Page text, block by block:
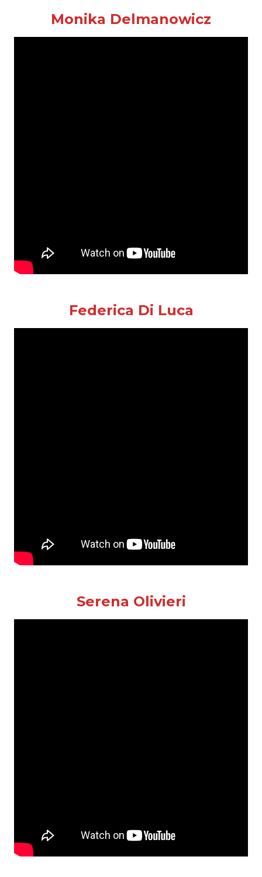
Monika Delmanowicz
Federica Di Luca
Serena Olivieri